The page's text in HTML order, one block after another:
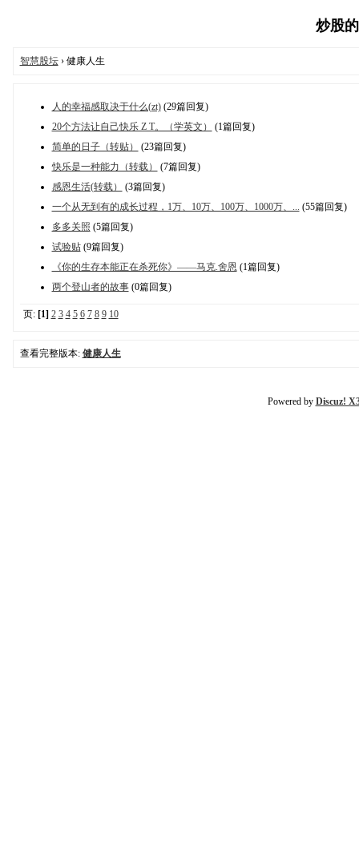
炒股
智慧股坛› 健康人生
人的幸福感取决于什么(zt)(29篇回复)
20个方法让自己快乐 Z T。（学英文）
(1篇回复)
简单的日子（转贴）
(23篇回复)
快乐是一种能力（转载）
(7篇回复)
感恩生活(转载）
(3篇回复)
一个从无到有的成长过程，1万、10万、100万、1000万、... (55篇回复)
多多关照 (5篇回复)
试验贴(9篇回复)
《你的生存本能正在杀死你》——马克.舍恩 (1篇回复)
两个登山者的故事(0篇回复)
页: [1] 2 3 4 5 6 7 8 9 10
查看完整版本: 健康人生
Powered by Discuz!